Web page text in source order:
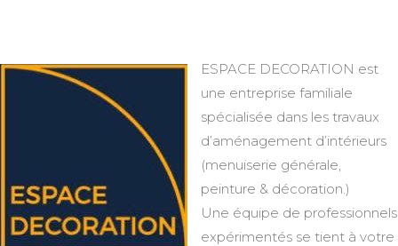
ESPACE DECORATION est
une entreprise familiale
spécialisée dans les travaux
d’aménagement d’intérieurs
(menuiserie générale,
peinture & décoration.)
Une équipe de professionnels
expérimentés se tient à votre